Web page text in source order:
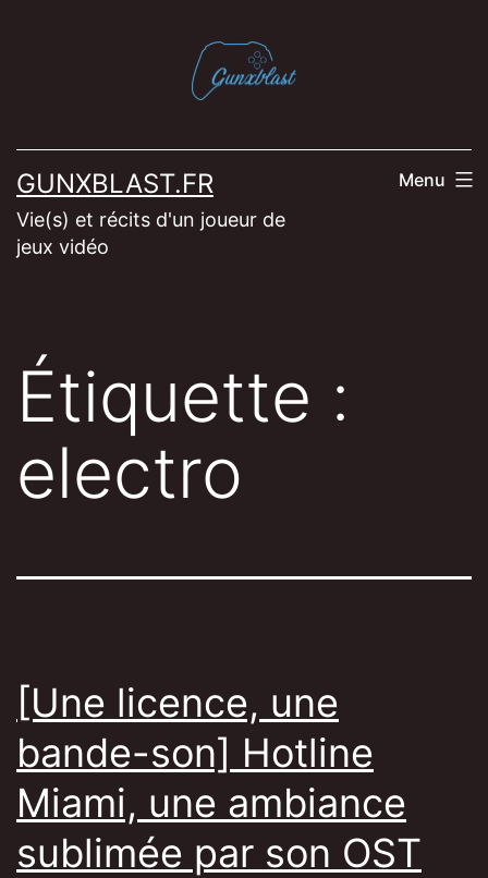
GUNXBLAST.FR
Vie(s) et récits d'un joueur de
jeux vidéo
Menu
Étiquette :
electro
[Une licence, une
bande-son] Hotline
Miami, une ambiance
sublimée par son OST